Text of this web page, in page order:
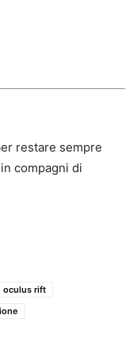
restare sempre
compagni di
oculus rift